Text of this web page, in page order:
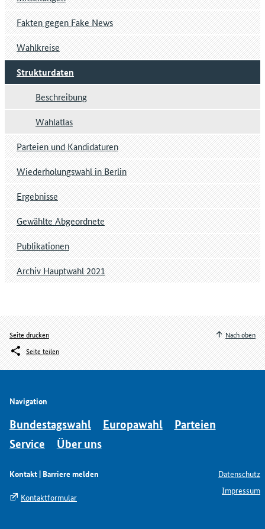
Fakten gegen Fake News
Wahlkreise
Strukturdaten
Beschreibung
Wahlatlas
Parteien und Kandidaturen
Wiederholungswahl in Berlin
Ergebnisse
Gewählte Abgeordnete
Publikationen
Archiv Hauptwahl 2021
Seite drucken
Seite teilen
Nach oben
Navigation
Bundestagswahl Europawahl
Parteien
Service
Über uns
Kontakt | Barriere melden
Kontaktformular
Datenschutz
Impressum